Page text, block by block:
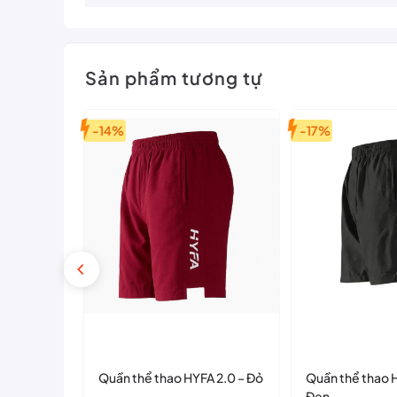
Sản phẩm tương tự
-14%
Quần thể thao HYFA 2.0 – Đỏ
-17%
Quần thể thao